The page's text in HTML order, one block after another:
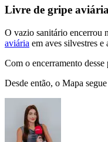
Livre de gripe aviária
O vazio sanitário encerrou
aviária em aves silvestres
Com o encerramento
Desde então, o Mapa